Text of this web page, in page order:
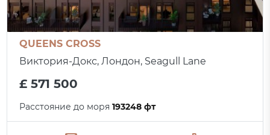
QUEENS CROSS
Виктория-Докс, Лондон, Seagull Lane
£ 571 500
Расстояние до моря193248 фт